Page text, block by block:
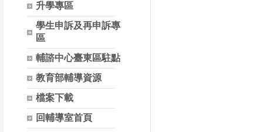
升學專區
學生申訴及再申訴專
區
輔諮中心臺東區駐點
教育部輔導資源
檔案下載
回輔導室首頁